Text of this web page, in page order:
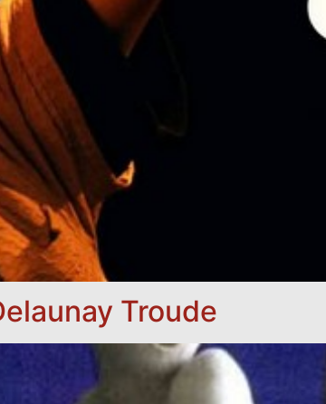
Troude